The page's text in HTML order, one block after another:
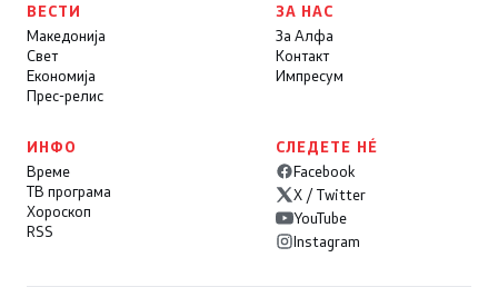
ВЕСТИ
Македонија
Свет
Економија
Прес-релис
ЗА НАС
За Алфа
Контакт
Импресум
ИНФО
Време
ТВ програма
Хороскоп
RSS
СЛЕДЕТЕ НÉ
Facebook
X / Twitter
YouTube
Instagram